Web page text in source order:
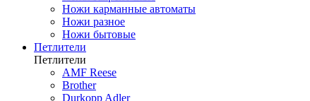
Ножи карманные автоматы
Ножи разное
Ножи бытовые
Петлители
Петлители
AMF Reese
Brother
Durkopp Adler